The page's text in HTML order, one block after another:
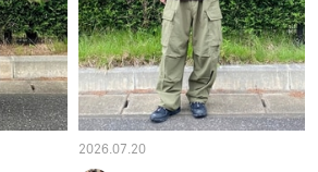
2026.07.20